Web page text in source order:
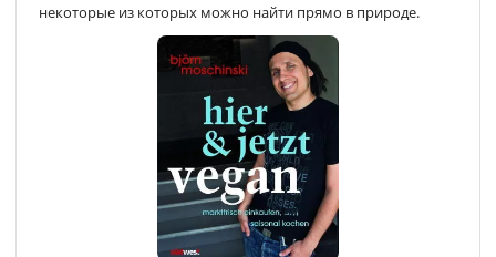
некоторые из которых можно найти прямо в природе.